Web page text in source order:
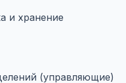
и хранение
(управляющие)